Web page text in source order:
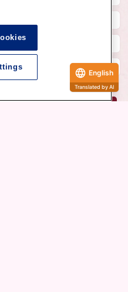
VOLKS_official microblogging
English
Translated by AI